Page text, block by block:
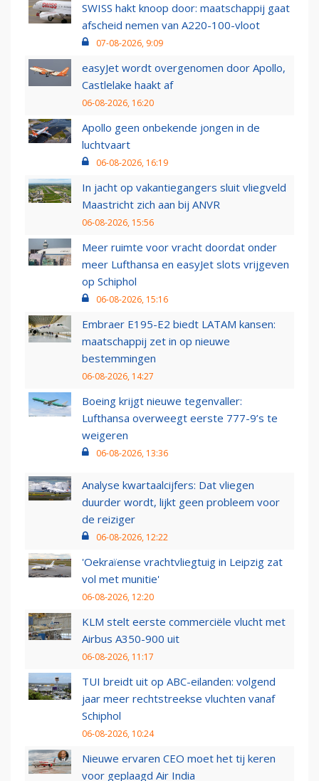
SWISS hakt knoop door: maatschappij gaat
afscheid nemen van A220-100-vloot
07-08-2026, 9:09
easyJet wordt overgenomen door Apollo,
Castlelake haakt af
06-08-2026, 16:20
Apollo geen onbekende jongen in de
luchtvaart
06-08-2026, 16:19
In jacht op vakantiegangers sluit vliegveld
Maastricht zich aan bij ANVR
06-08-2026, 15:56
Meer ruimte voor vracht doordat onder
meer Lufthansa en easyJet slots vrijgeven
op Schiphol
06-08-2026, 15:16
Embraer E195-E2 biedt LATAM kansen:
maatschappij zet in op nieuwe
bestemmingen
06-08-2026, 14:27
Boeing krijgt nieuwe tegenvaller:
Lufthansa overweegt eerste 777-9’s te
weigeren
06-08-2026, 13:36
Analyse kwartaalcijfers: Dat vliegen
duurder wordt, lijkt geen probleem voor
de reiziger
06-08-2026, 12:22
'Oekraïense vrachtvliegtuig in Leipzig zat
vol met munitie'
06-08-2026, 12:20
KLM stelt eerste commerciële vlucht met
Airbus A350-900 uit
06-08-2026, 11:17
TUI breidt uit op ABC-eilanden: volgend
jaar meer rechtstreekse vluchten vanaf
Schiphol
06-08-2026, 10:24
Nieuwe ervaren CEO moet het tij keren
voor geplaagd Air India